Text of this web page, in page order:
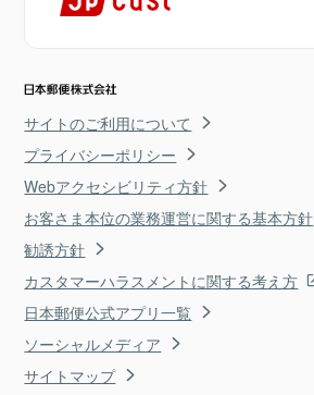
サイトのご利用について
プライバシーポリシー
Webアクセシビリティ方針
お客さま本位の業務運営に関する基本方針
勧誘方針
カスタマーハラスメントに関する考え方
日本郵便公式アプリ一覧
ソーシャルメディア
サイトマップ